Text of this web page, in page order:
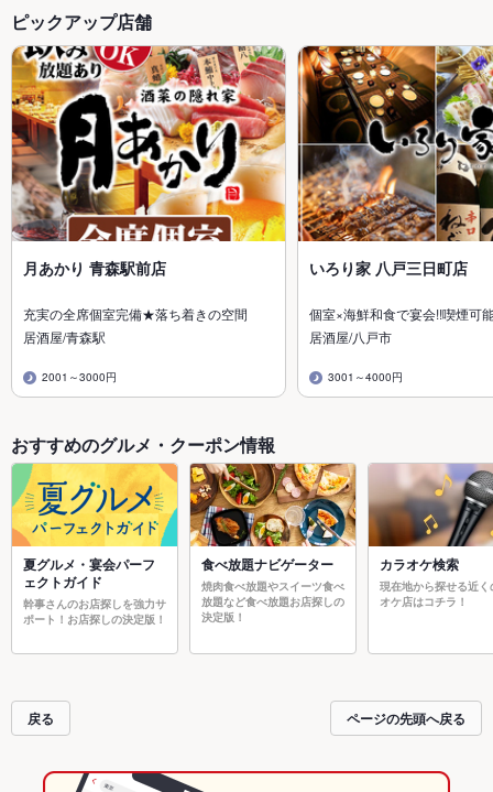
ピックアップ店舗
月あかり 青森駅前店
充実の全席個室完備★落ち着きの空間
居酒屋/青森駅
2001～3000円
いろり家 八戸三日町店
個室×海鮮和食で宴会!!喫煙可
居酒屋/八戸市
3001～4000円
おすすめのグルメ・クーポン情報
夏グルメ・宴会パーフ
ェクトガイド
幹事さんのお店探しを強力サ
ポート！お店探しの決定版！
食べ放題ナビゲーター
焼肉食べ放題やスイーツ食べ
放題など食べ放題お店探しの
決定版！
カラオケ検索
現在地から探せる近く
オケ店はコチラ！
戻る ページの先頭へ戻る